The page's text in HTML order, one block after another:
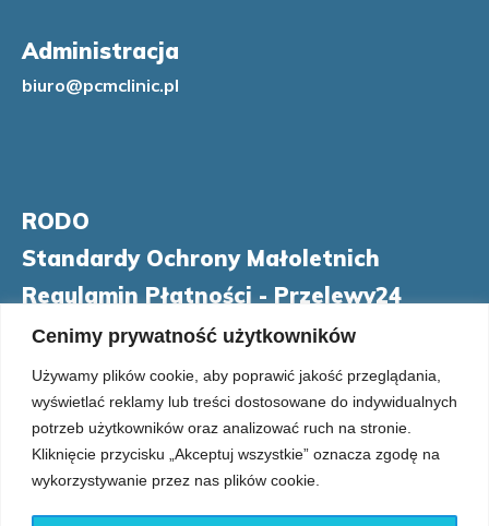
Cenimy prywatność użytkowników
Używamy plików cookie, aby poprawić jakość przeglądania,
wyświetlać reklamy lub treści dostosowane do indywidualnych
potrzeb użytkowników oraz analizować ruch na stronie.
Kliknięcie przycisku „Akceptuj wszystkie” oznacza zgodę na
wykorzystywanie przez nas plików cookie.
Administracja
biuro@pcmclinic.pl
RODO
Standardy Ochrony Małoletnich
Regulamin Płatności - Przelewy24
Regulamin Telekonsultacji
©2025 POLSKIE CENTRA MEDYCZNE | All Rights Reserved